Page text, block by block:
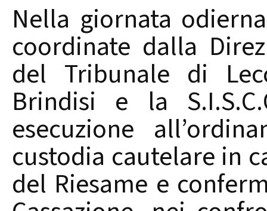
Nella giornata
coordinate dalla
del Tribunale di
Brindisi e la
esecuzione
custodia cautelare in
del Riesame e